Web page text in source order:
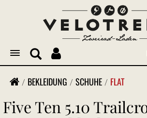
Toggle
navigation
BEKLEIDUNG SCHUHE FLAT
Five Ten 5.10